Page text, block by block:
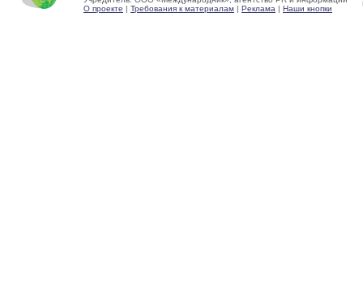
О проекте | Требования к материалам | Реклама | Наши кнопки